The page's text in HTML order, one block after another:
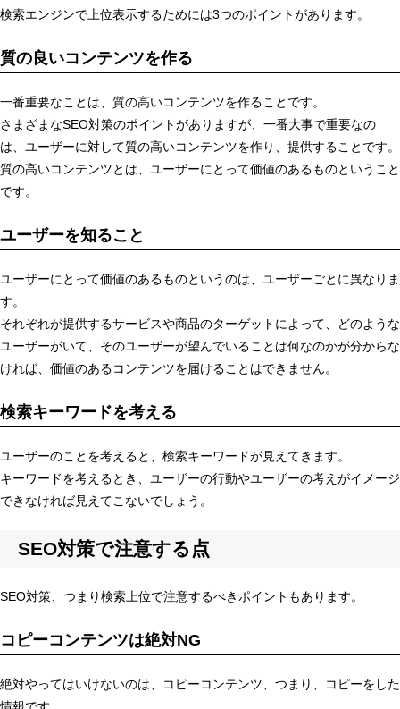
検索エンジンで上位表示するためには3つのポイントがあります。
質の良いコンテンツを作る
一番重要なことは、質の高いコンテンツを作ることです。
さまざまなSEO対策のポイントがありますが、一番大事で重要なの
は、ユーザーに対して質の高いコンテンツを作り、提供することです。
質の高いコンテンツとは、ユーザーにとって価値のあるものということ
です。
ユーザーを知ること
ユーザーにとって価値のあるものというのは、ユーザーごとに異なりま
す。
それぞれが提供するサービスや商品のターゲットによって、どのような
ユーザーがいて、そのユーザーが望んでいることは何なのかが分からな
ければ、価値のあるコンテンツを届けることはできません。
検索キーワードを考える
ユーザーのことを考えると、検索キーワードが見えてきます。
キーワードを考えるとき、ユーザーの行動やユーザーの考えがイメージ
できなければ見えてこないでしょう。
SEO対策で注意する点
SEO対策、つまり検索上位で注意するべきポイントもあります。
コピーコンテンツは絶対NG
絶対やってはいけないのは、コピーコンテンツ、つまり、コピーをした